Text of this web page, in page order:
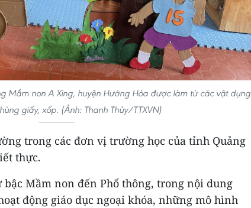
Mầm non A Xing, huyện Hướng Hóa được làm từ các vật dụng
giấy, xốp. (Ảnh: Thanh Thủy/TTXVN)
trong các đơn vị trường học của tỉnh Quảng
thực.
Mầm non đến Phổ thông, trong nội dung
động giáo dục ngoại khóa, những mô hình